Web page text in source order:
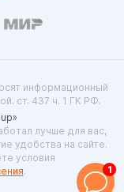
информационный
ст. 437 ч. 1 ГК РФ.
лучше для вас,
удобства на сайте.
условия
. 1